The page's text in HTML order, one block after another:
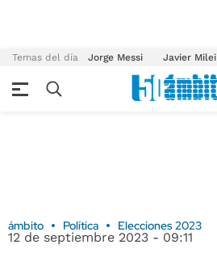
Temas del día Jorge Messi Javier Milei
ámbito Política Elecciones 2023
12 de septiembre 2023 - 09:11